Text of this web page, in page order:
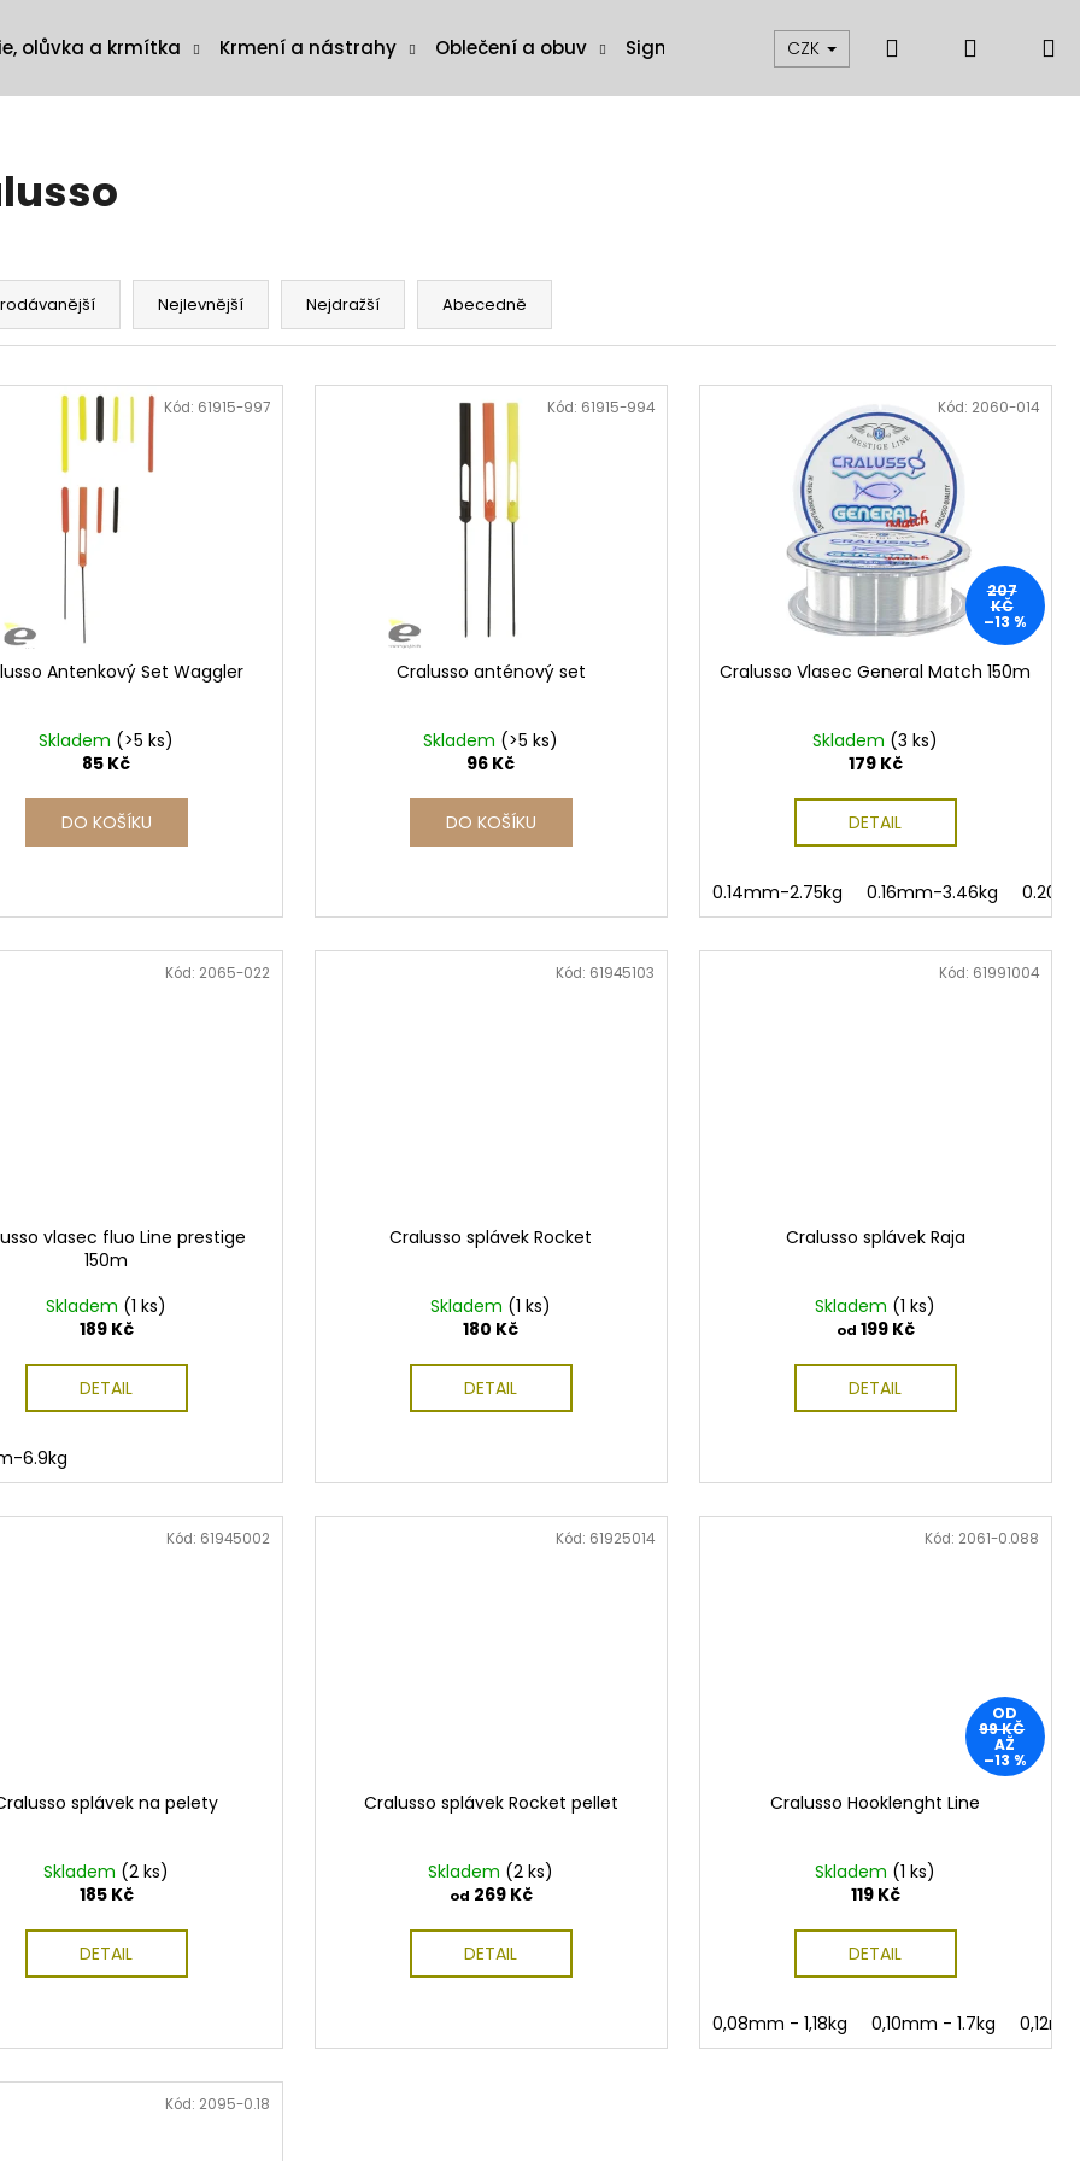
olůvka a krmítka Krmení a nástrahy Oblečení a obuv Signalizátory, swingery a čihátka Muškaření
CZK Hledat
Nejlevnější Nejdražší Abecedně
Antenkový Set Waggler
Skladem (>5 ks)
85 Kč
DO KOŠÍKU
Kód: 61915-997
Cralusso anténový set
Skladem (>5 ks)
96 Kč
DO KOŠÍKU
Kód: 61915-994
207
KČ
–13 %
Cralusso Vlasec General Match 150m
Skladem (3 ks)
179 Kč
DETAIL
0.14mm-2.75kg 0.16mm-3.46kg
Kód: 2060-014
vlasec fluo Line prestige
150m
Skladem (1 ks)
189 Kč
DETAIL
6.9kg
Kód: 2065-022
Cralusso splávek Rocket
Skladem (1 ks)
180 Kč
DETAIL
Kód: 61945103
Cralusso splávek Raja
Skladem (1 ks)
od 199 Kč
DETAIL
Kód: 61991004
splávek na pelety
Skladem (2 ks)
185 Kč
DETAIL
Kód: 61945002
Cralusso splávek Rocket pellet
Skladem (2 ks)
od 269 Kč
DETAIL
Kód: 61925014
OD
99 KČ
AŽ
–13 %
Cralusso Hooklenght Line
Skladem (1 ks)
119 Kč
DETAIL
0,08mm - 1,18kg 0,10mm - 1.7kg
Kód: 2061-0.088
Kód: 2095-0.18